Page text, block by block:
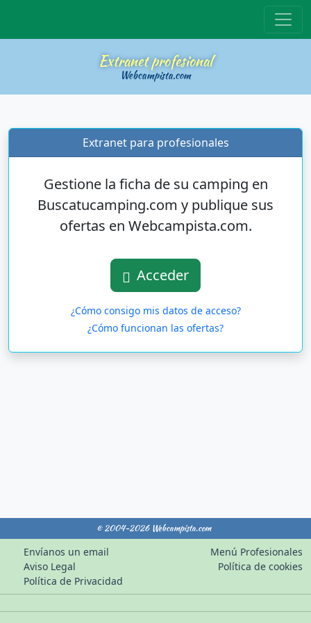
Extranet profesional
Webcampista.com
Extranet para profesionales
Gestione la ficha de su camping en
Buscatucamping.com y publique sus
ofertas en Webcampista.com.
Acceder
¿Cómo consigo mis datos de acceso?
¿Cómo funcionan las ofertas?
© 2004-2026 Webcampista.com
Envíanos un email
Aviso Legal
Política de Privacidad
Menú Profesionales
Política de cookies